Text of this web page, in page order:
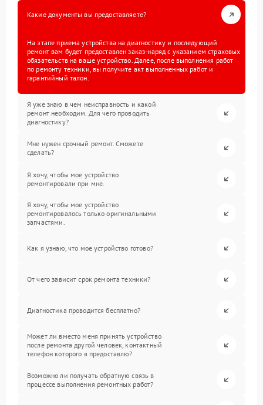
Какие документы вы предоставляете?
На этапе приема устройства на диагностику и последующий
ремонт вам будет предоставлен заказ-наряд с указанием страховых
обязательств на ваше устройство. Далее, после выполнения работ
по ремонту техники, вы получите акт выполненных работ и
гарантийный талон.
Я уже знаю в чем неисправность и какой
ремонт необходим. Для чего проводить
диагностику?
Мне нужен срочный ремонт. Сможете
сделать?
Я хочу, чтобы мое устройство
ремонтировали при мне.
Я хочу, чтобы мое устройство
ремонтировалось только оригинальными
запчастями.
Как я узнаю, что мое устройство готово?
От чего зависит срок ремонта техники?
Диагностика проводится бесплатно?
Может ли вместо меня принять устройство
после ремонта другой человек, контактный
телефон которого я предоставлю?
Возможно ли получать обратную связь в
процессе выполнения ремонтных работ?